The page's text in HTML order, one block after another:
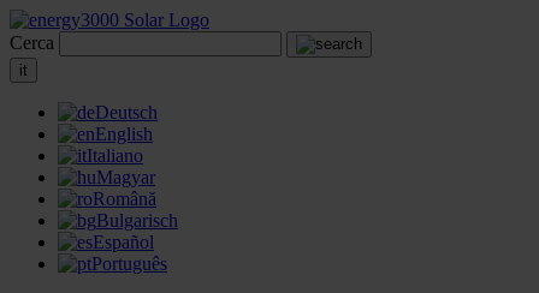
Cerca
it
Deutsch
English
Italiano
Magyar
Română
Bulgarisch
Español
Português